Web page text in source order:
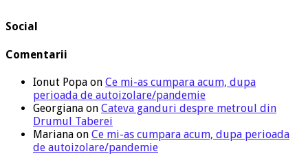
Social
Comentarii
Ionut Popa on Ce mi-as cumpara acum, dupa
perioada de autoizolare/pandemie
Georgiana on Cateva ganduri despre metroul din
Drumul Taberei
Mariana on Ce mi-as cumpara acum, dupa perioada
de autoizolare/pandemie